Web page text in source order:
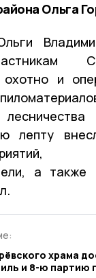
Ольга
охотно и
лепту
а также
храма
и 8-ю партию